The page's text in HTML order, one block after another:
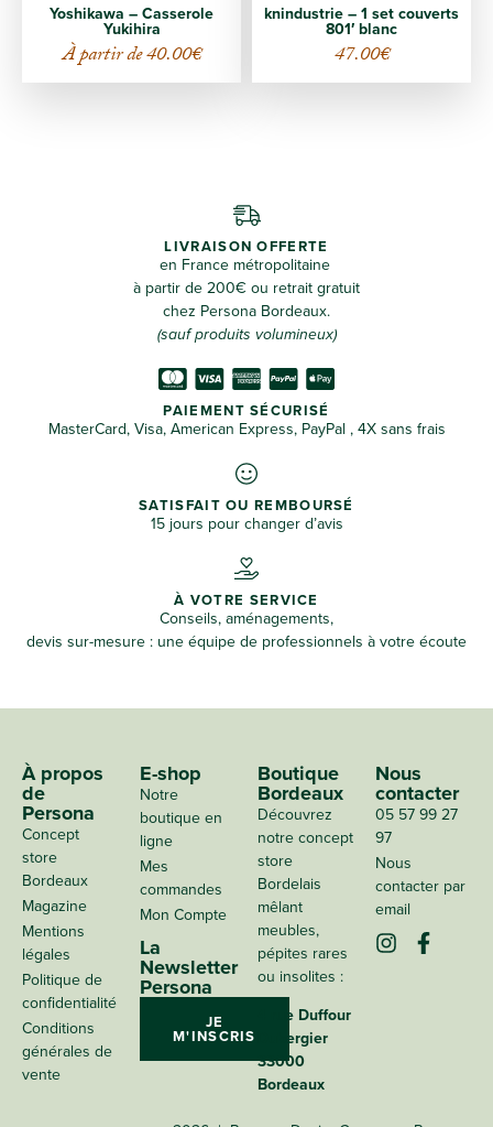
Yoshikawa – Casserole
Yukihira
À partir de40.00€
knindustrie – 1 set couverts
801′ blanc
47.00€
LIVRAISON OFFERTE
en France métropolitaine
à partir de 200€ ou retrait gratuit
chez Persona Bordeaux.
(sauf produits volumineux)
PAIEMENT SÉCURISÉ
MasterCard, Visa, American Express, PayPal , 4X sans frais
SATISFAIT OU REMBOURSÉ
15 jours pour changer d’avis
À VOTRE SERVICE
Conseils, aménagements,
devis sur-mesure : une équipe de professionnels à votre écoute
À propos
de
Persona
Concept
store
Bordeaux
Magazine
Mentions
légales
Politique de
confidentialité
Conditions
générales de
vente
E-shop
Notre
boutique en
ligne
Mes
commandes
Mon Compte
La
Newsletter
Persona
JE
M'INSCRIS
Boutique
Bordeaux
Découvrez
notre concept
store
Bordelais
mêlant
meubles,
pépites rares
ou insolites :
4 rue Duffour
Dubergier
33000
Bordeaux
Nous
contacter
05 57 99 27
97
Nous
contacter par
email